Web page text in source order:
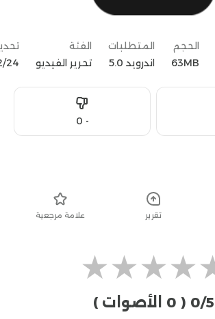
الحجم
63MB
المتطلبات
اندرويد 5.0
الفئة
تحرير الفيديو
24‏/02‏/2023
-
0
Dislike
تقرير علامة مرجعية
★
★
★
★
0/5 ( 0 الأصوات )